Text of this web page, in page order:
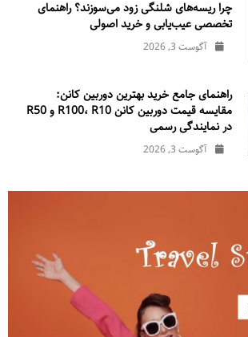
چرا ریسه‌های شلنگی زود می‌سوزند؟ راهنمای
تخصصی عیب‌یابی و خرید اصولی
آگوست 3, 2026
راهنمای جامع خرید بهترین دوربین کانن:
مقایسه قیمت دوربین کانن R100، R10 و R50
در نمایندگی رسمی
آگوست 3, 2026